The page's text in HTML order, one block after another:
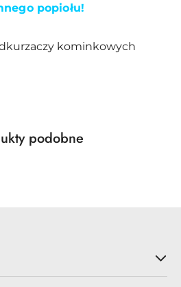
popiołu!
kominkowych
podobne